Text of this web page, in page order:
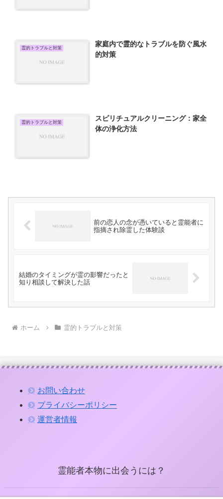
霊的トラブルと対策
家庭内で霊的なトラブルを防ぐ風水
的対策
霊的トラブルと対策
スピリチュアルクリーニング：家全
体の浄化方法
前の恋人の念が憑いていると霊能者に
指摘され除霊した体験談
結婚のタイミングが霊の影響だったと
知り相談して解決した話
ホーム 霊的トラブルと対策
お問い合わせ
プライバシーポリシー
運営者情報
霊能者本物に出会うには？